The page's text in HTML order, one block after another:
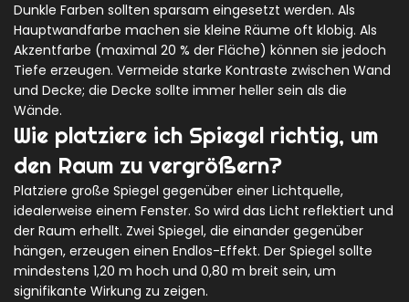
Dunkle Farben sollten sparsam eingesetzt werden. Als
Hauptwandfarbe machen sie kleine Räume oft klobig. Als
Akzentfarbe (maximal 20 % der Fläche) können sie jedoch
Tiefe erzeugen. Vermeide starke Kontraste zwischen Wand
und Decke; die Decke sollte immer heller sein als die
Wände.
Wie platziere ich Spiegel richtig, um
den Raum zu vergrößern?
Platziere große Spiegel gegenüber einer Lichtquelle,
idealerweise einem Fenster. So wird das Licht reflektiert und
der Raum erhellt. Zwei Spiegel, die einander gegenüber
hängen, erzeugen einen Endlos-Effekt. Der Spiegel sollte
mindestens 1,20 m hoch und 0,80 m breit sein, um
signifikante Wirkung zu zeigen.